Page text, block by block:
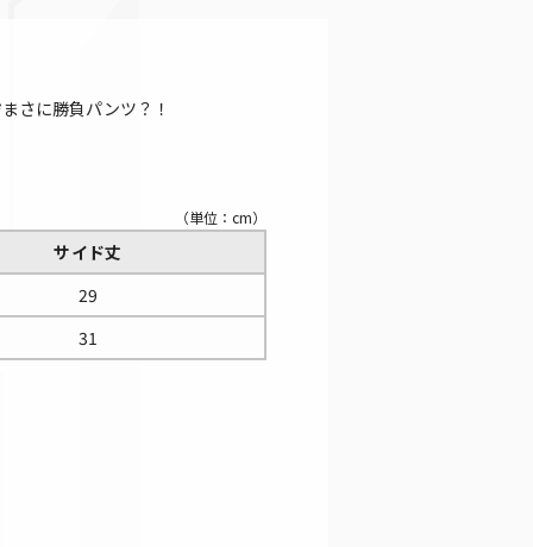
さに勝負パンツ？！
（単位：cm）
サイド丈
29
31